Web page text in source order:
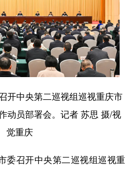
开中央第二巡视组巡视重庆市
动员部署会。记者 苏思 摄/视
觉重庆
召开中央第二巡视组巡视重